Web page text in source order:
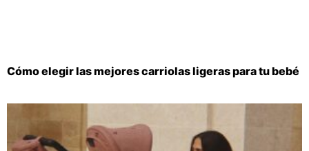
Cómo elegir las mejores carriolas ligeras para tu bebé